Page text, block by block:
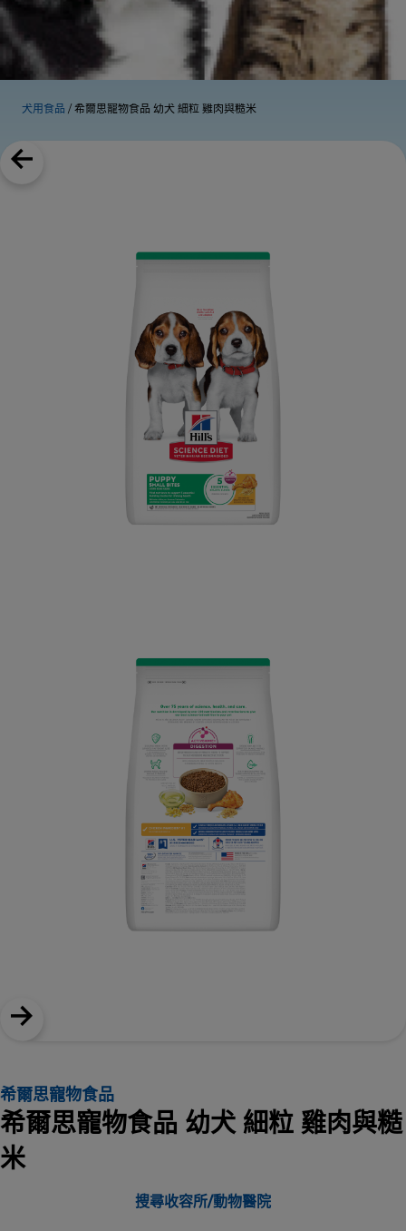
犬用食品 希爾思寵物食品 幼犬 細粒 雞肉與糙米
希爾思寵物食品
希爾思寵物食品 幼犬 細粒 雞肉與糙
米
搜尋收容所/動物醫院